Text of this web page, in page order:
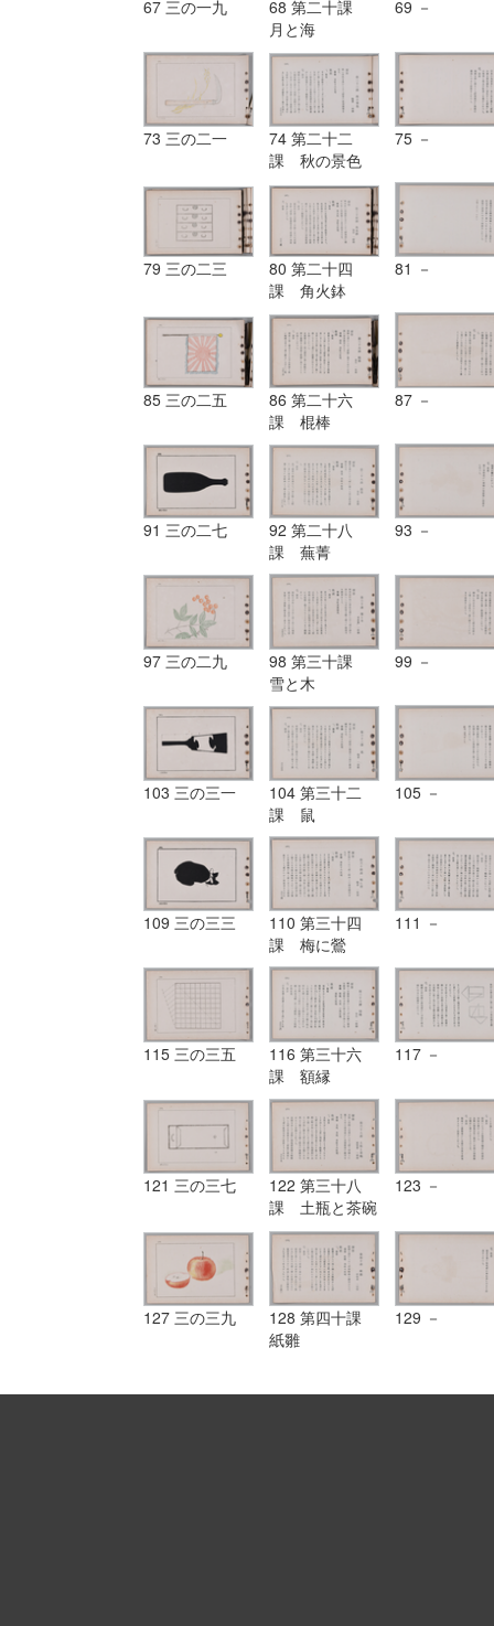
67 三の一九
68 第二十課
月と海
69 －
73 三の二一
74 第二十二
課 秋の景色
75 －
79 三の二三
80 第二十四
課 角火鉢
81 －
85 三の二五
86 第二十六
課 棍棒
87 －
91 三の二七
92 第二十八
課 蕪菁
93 －
97 三の二九
98 第三十課
雪と木
99 －
103 三の三一
104 第三十二
課 鼠
105 －
109 三の三三
110 第三十四
課 梅に鶯
111 －
115 三の三五
116 第三十六
課 額縁
117 －
121 三の三七
122 第三十八
課 土瓶と茶碗
123 －
127 三の三九
128 第四十課
紙雛
129 －